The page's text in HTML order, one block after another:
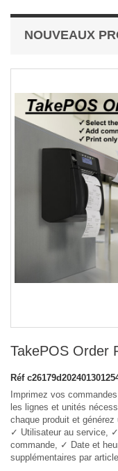
NOUVEAUX
TakePOS Order
Réf
Imprimez vos
les lignes et unités
chaque produit et
✓ Utilisateur au service,
commande, ✓ Date et
supplémentaires par